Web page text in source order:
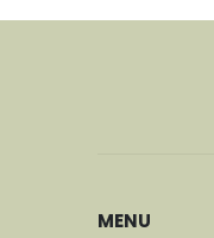
MENU